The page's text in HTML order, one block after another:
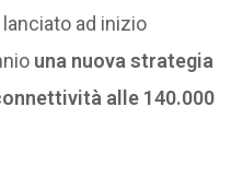
ad inizio
una nuova strategia
alle 140.000